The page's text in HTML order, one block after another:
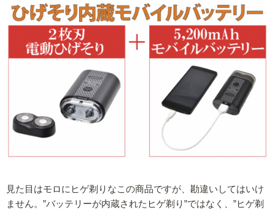
見た目はモロにヒゲ剃りなこの商品ですが、勘違いしてはいけ
ません。”バッテリーが内蔵されたヒゲ剃り”ではなく、”ヒゲ剃